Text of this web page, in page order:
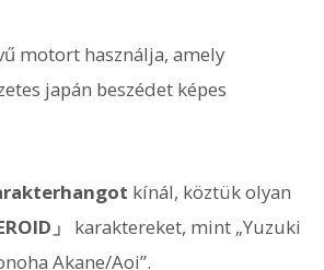
motort használja, amely
japán beszédet képes
kínál, köztük olyan
」
karaktereket, mint „Yuzuki
Akane/Aoi”.